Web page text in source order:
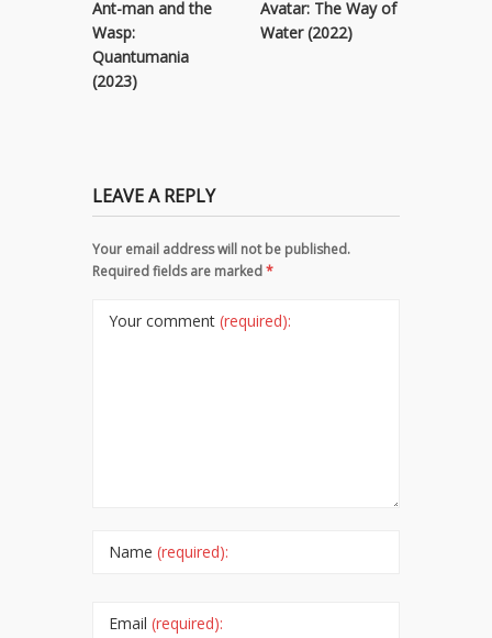
Ant-man and the
Wasp:
Quantumania
(2023)
Avatar: The Way of
Water (2022)
LEAVE A REPLY
Your email address will not be published.
Required fields are marked*
Your comment (required):
Name (required):
Email (required):